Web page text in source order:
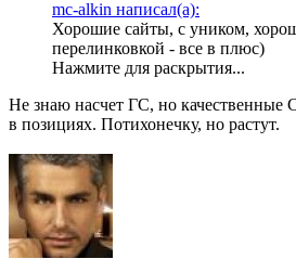
mc-alkin написал(а):
Хорошие сайты, с уником,
перелинковкой - все в плюс)
Нажмите для раскрытия...
Не знаю насчет ГС, но качественные
в позициях. Потихонечку, но растут.